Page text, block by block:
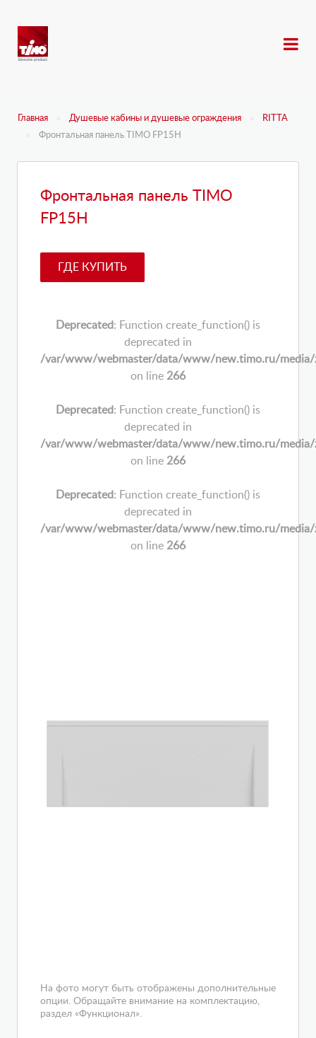
Главная Душевые кабины и душевые ограждения
RITTA
Фронтальная панель TIMO FP15H
Фронтальная панель TIMO
FP15H
ГДЕ КУПИТЬ
Deprecated: Function create_function() is
deprecated in
/var/www/webmaster/data/www/new.timo.ru/media/
on line 266
Deprecated: Function create_function() is
deprecated in
/var/www/webmaster/data/www/new.timo.ru/media/
on line 266
Deprecated: Function create_function() is
deprecated in
/var/www/webmaster/data/www/new.timo.ru/media/
on line 266
На фото могут быть отображены дополнительные
опции. Обращайте внимание на комплектацию,
раздел «Функционал».